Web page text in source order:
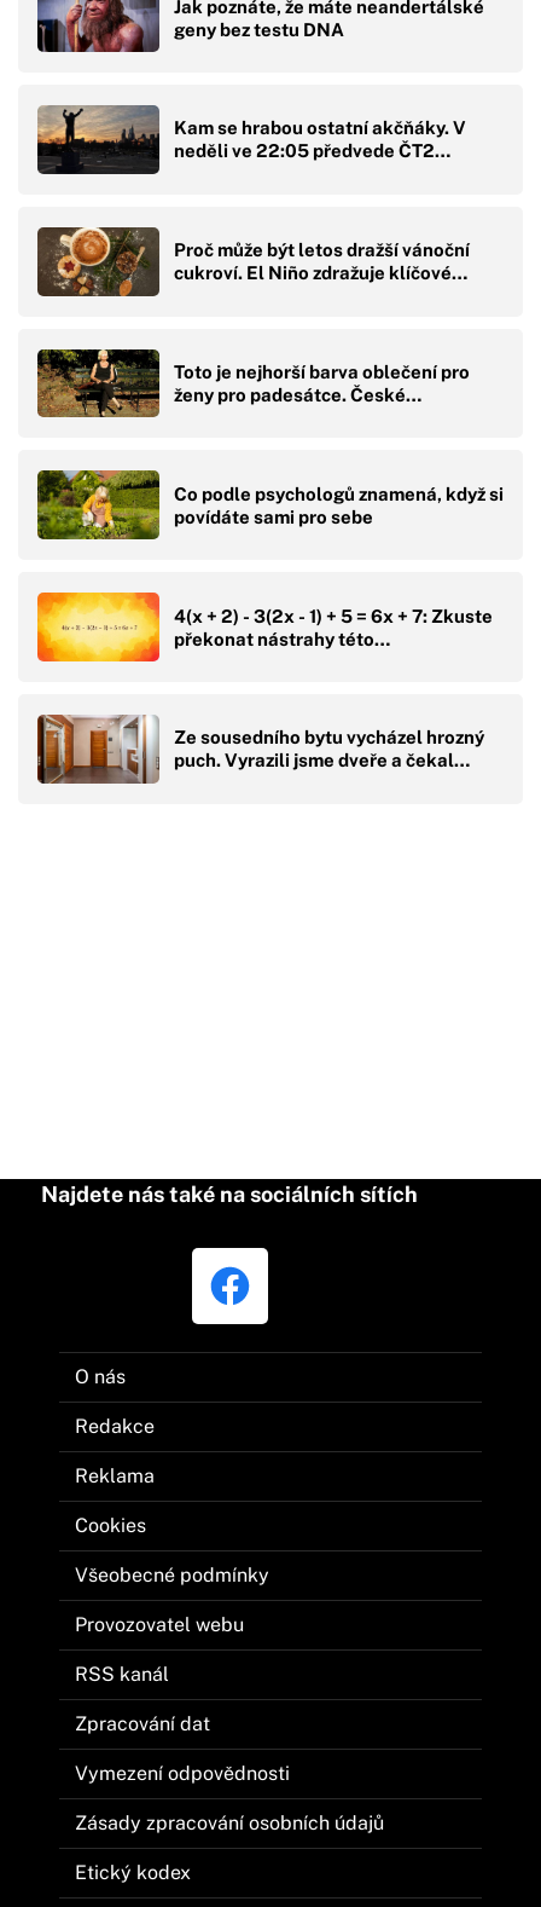
Jak poznáte, že máte neandertálské
geny bez testu DNA
Kam se hrabou ostatní akčňáky. V
neděli ve 22:05 předvede ČT2…
Proč může být letos dražší vánoční
cukroví. El Niño zdražuje klíčové…
Toto je nejhorší barva oblečení pro
ženy pro padesátce. České…
Co podle psychologů znamená, když si
povídáte sami pro sebe
4(x + 2) - 3(2x - 1) + 5 = 6x + 7: Zkuste
překonat nástrahy této…
Ze sousedního bytu vycházel hrozný
puch. Vyrazili jsme dveře a čekal…
Najdete nás také na sociálních sítích
O nás
Redakce
Reklama
Cookies
Všeobecné podmínky
Provozovatel webu
RSS kanál
Zpracování dat
Vymezení odpovědnosti
Zásady zpracování osobních údajů
Etický kodex